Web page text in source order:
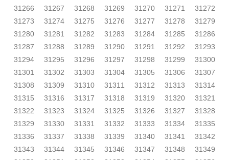
31266
31267 31268 31269 31270 31271
31272
31273
31274 31275 31276 31277 31278
31279
31280
31281 31282 31283 31284 31285
31286
31287
31288 31289 31290 31291 31292
31293
31294
31295 31296 31297 31298 31299
31300
31301
31302 31303 31304 31305 31306
31307
31308
31309 31310 31311 31312 31313
31314
31315
31316 31317 31318 31319 31320
31321
31322
31323 31324 31325 31326 31327
31328
31329
31330 31331 31332 31333 31334
31335
31336
31337 31338 31339 31340 31341
31342
31343
31344 31345 31346 31347 31348
31349